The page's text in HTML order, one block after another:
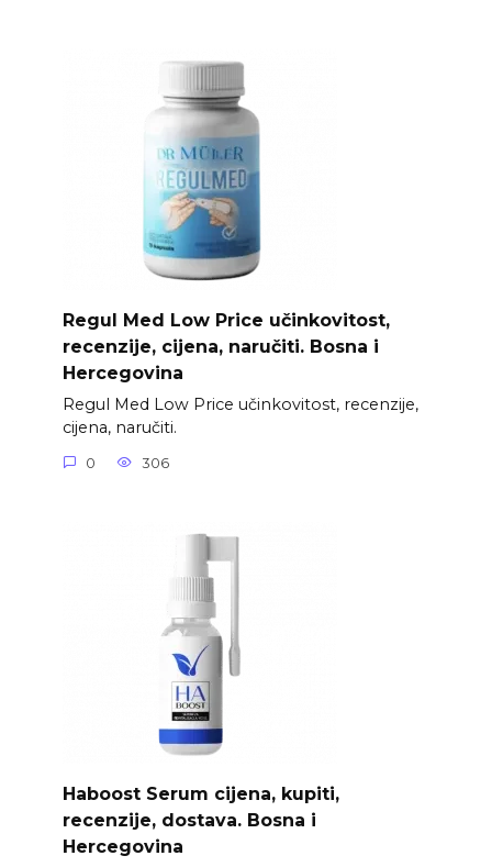
Regul Med Low Price učinkovitost,
recenzije, cijena, naručiti. Bosna i
Hercegovina
Regul Med Low Price učinkovitost, recenzije,
cijena, naručiti.
0 306
Haboost Serum cijena, kupiti,
recenzije, dostava. Bosna i
Hercegovina